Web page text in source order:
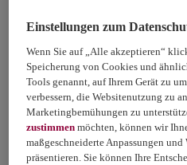
Einstellungen zum
Wenn Sie auf „Alle akzeptieren“
Speicherung von Cookies und
Tools genannt, auf Ihrem Gerät zu
verbessern, die Websitenutzung zu
Marketingbemühungen zu
zustimmen möchten, können wir
maßgeschneiderte Anpassungen
präsentieren. Sie können Ihre